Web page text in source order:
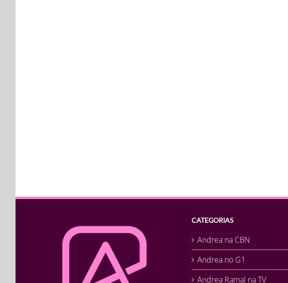
CATEGORIAS
Andrea na CBN
Andrea no G1
Andrea Ramal na TV